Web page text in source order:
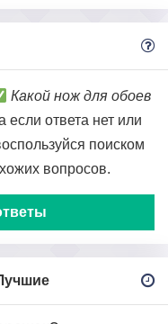
Какой нож для обоев
если ответа нет или
поиском
вопросов.